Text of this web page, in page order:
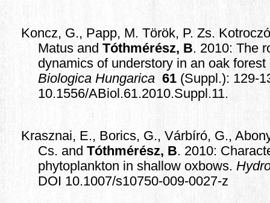
Koncz, G., Papp, M. Török, P. Zs.
Matus andTóthmérész, B. 2010: The
dynamics of understory in an oak
Biologica Hungarica 61 (Suppl.): 129-
10.1556/ABiol.61.2010.Suppl.11.
Krasznai, E., Borics, G., Várbíró, G.,
Cs. andTóthmérész, B. 2010:
phytoplankton in shallow oxbows.
DOI 10.1007/s10750-009-0027-z